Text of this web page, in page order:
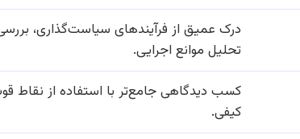
درک عمیق از فرآیندهای سیاست‌گذاری،
تحلیل موانع اجرایی.
کسب دیدگاهی جامع‌تر با استفاده از
کیفی.